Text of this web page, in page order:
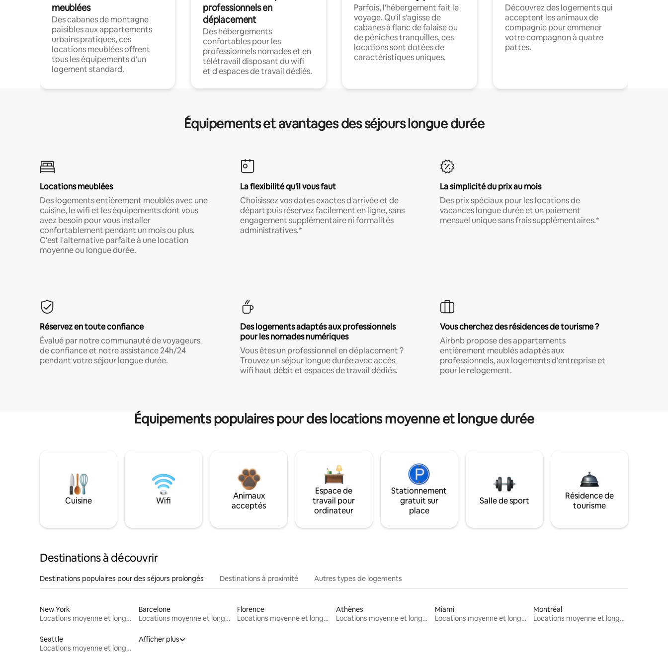
meublées
Des cabanes de montagne
paisibles aux appartements
urbains pratiques, ces
locations meublées offrent
tous les équipements d'un
logement standard.
professionnels en
déplacement
Des hébergements
confortables pour les
professionnels nomades et en
télétravail disposant du wifi
et d'espaces de travail dédiés.
Parfois, l'hébergement fait le
voyage. Qu'il s'agisse de
cabanes à flanc de falaise ou
de péniches tranquilles, ces
locations sont dotées de
caractéristiques uniques.
Découvrez des logements qui
acceptent les animaux de
compagnie pour emmener
votre compagnon à quatre
pattes.
Équipements et avantages des séjours longue durée
Locations meublées
Des logements entièrement meublés avec une
cuisine, le wifi et les équipements dont vous
avez besoin pour vous installer
confortablement pendant un mois ou plus.
C'est l'alternative parfaite à une location
moyenne ou longue durée.
La flexibilité qu'il vous faut
Choisissez vos dates exactes d'arrivée et de
départ puis réservez facilement en ligne, sans
engagement supplémentaire ni formalités
administratives.*
La simplicité du prix au mois
Des prix spéciaux pour les locations de
vacances longue durée et un paiement
mensuel unique sans frais supplémentaires.*
Réservez en toute confiance
Évalué par notre communauté de voyageurs
de confiance et notre assistance 24h/24
pendant votre séjour longue durée.
Des logements adaptés aux professionnels
pour les nomades numériques
Vous êtes un professionnel en déplacement ?
Trouvez un séjour longue durée avec accès
wifi haut débit et espaces de travail dédiés.
Vous cherchez des résidences de tourisme ?
Airbnb propose des appartements
entièrement meublés adaptés aux
professionnels, aux logements d'entreprise et
pour le relogement.
Équipements populaires pour des locations moyenne et longue durée
Cuisine Wifi
Animaux
acceptés
Espace de
travail pour
ordinateur
Stationnement
gratuit sur
place
Salle de sport
Résidence de
tourisme
Destinations à découvrir
Destinations populaires pour des séjours prolongés Destinations à proximité Autres types de logements
New York
Locations moyenne et longue durée
Barcelone
Locations moyenne et longue durée
Florence
Locations moyenne et longue durée
Athènes
Locations moyenne et longue durée
Miami
Locations moyenne et longue durée
Montréal
Locations moyenne et longue durée
Seattle
Locations moyenne et longue durée
Afficher plus